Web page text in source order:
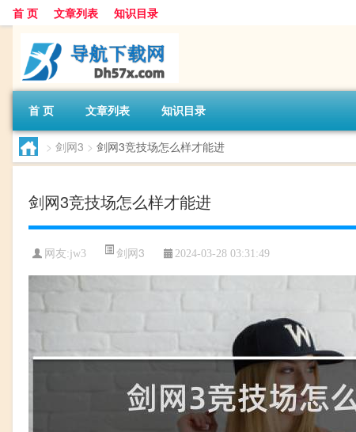
首 页 文章列表 知识目录
首 页 文章列表 知识目录
> 剑网3 > 剑网3竞技场怎么样才能进
剑网3竞技场怎么样才能进
网友:jw3 剑网3 2024-03-28 03:31:49